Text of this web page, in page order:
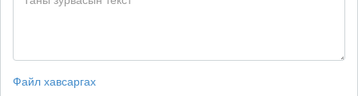
Файл хавсаргах